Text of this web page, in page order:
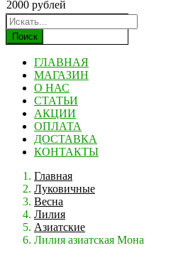
2000 рублей
Поиск
ГЛАВНАЯ
МАГАЗИН
О НАС
СТАТЬИ
АКЦИИ
ОПЛАТА
ДОСТАВКА
КОНТАКТЫ
Главная
Луковичные
Весна
Лилия
Азиатские
Лилия азиатская Мона